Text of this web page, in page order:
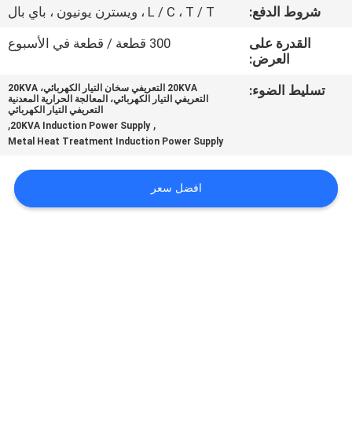
اقتباس
الموقع
سياسة
شروط الدفع:
L / C ، T / T ، ويسترن يونيون ، باي بال
القدرة على
العرض:
300 قطعة / قطعة في الأسبوع
تسليط الضوء:
20KVA التعريفي سخان التيار الكهربائي، 20KVA
التعريفي التيار الكهربائي، المعالجة الحرارية المعدنية
التعريفي التيار الكهربائي
,
20KVA Induction Power Supply
,
Metal Heat Treatment Induction Power Supply
افضل سعر